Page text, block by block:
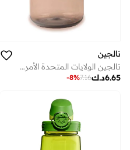
نالجين
نالجين الولايات المتحدة الأمريكية 1 لتر موكا ذات الفم الضيق
د.ك6.65
7.16
-8%